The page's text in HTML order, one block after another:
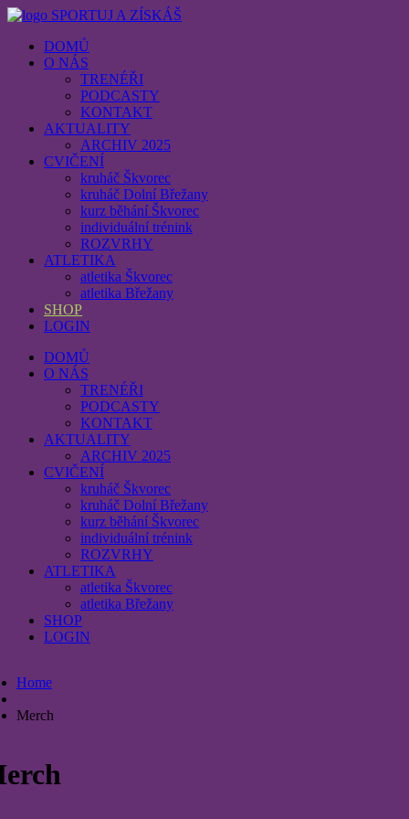
SPORTUJ A ZÍSKÁŠ
DOMŮ
O NÁS
TRENÉŘI
PODCASTY
KONTAKT
AKTUALITY
ARCHIV 2025
CVIČENÍ
kruháč Škvorec
kruháč Dolní Břežany
kurz běhání Škvorec
individuální trénink
ROZVRHY
ATLETIKA
atletika Škvorec
atletika Břežany
SHOP
LOGIN
DOMŮ
O NÁS
TRENÉŘI
PODCASTY
KONTAKT
AKTUALITY
ARCHIV 2025
CVIČENÍ
kruháč Škvorec
kruháč Dolní Břežany
kurz běhání Škvorec
individuální trénink
ROZVRHY
ATLETIKA
atletika Škvorec
atletika Břežany
SHOP
LOGIN
Home
Merch